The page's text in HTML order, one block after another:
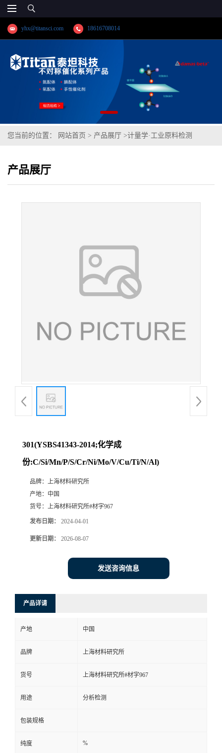
yhx@titansci.com 18616708014
您当前的位置： 网站首页 > 产品展厅 >计量学·工业原料检测
份:C/Si/Mn/P/S/Cr/Ni/Mo/V/Cu/Ti/N/Al)
产品展厅
301(YSBS41343-2014;化学成
份:C/Si/Mn/P/S/Cr/Ni/Mo/V/Cu/Ti/N/Al)
品牌： 上海材料研究所
产地： 中国
货号： 上海材料研究所#材字967
发布日期： 2024-04-01
更新日期： 2026-08-07
发送咨询信息
产品详请
产地 中国
品牌 上海材料研究所
货号 上海材料研究所#材字967
用途 分析检测
包装规格
纯度 %